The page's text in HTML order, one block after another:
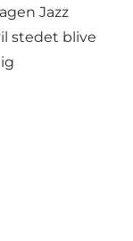
Jazz
stedet blive